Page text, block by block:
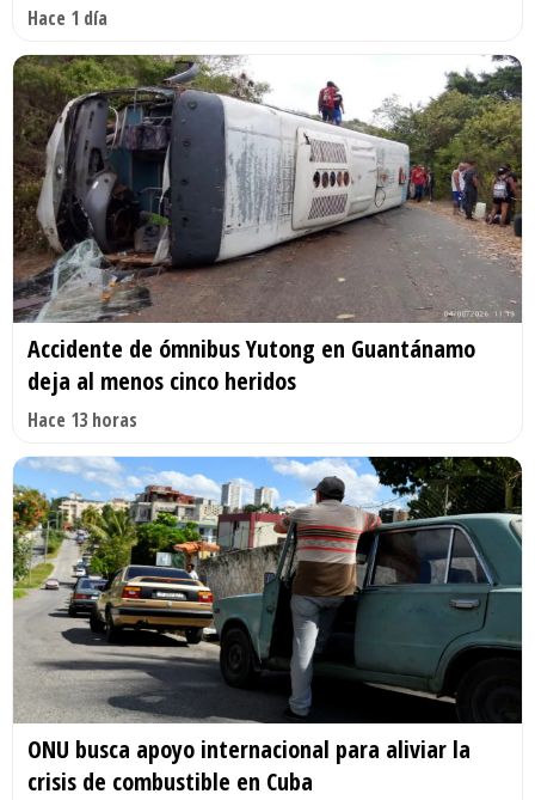
Hace 1 día
Accidente de ómnibus Yutong en Guantánamo
deja al menos cinco heridos
Hace 13 horas
ONU busca apoyo internacional para aliviar la
crisis de combustible en Cuba